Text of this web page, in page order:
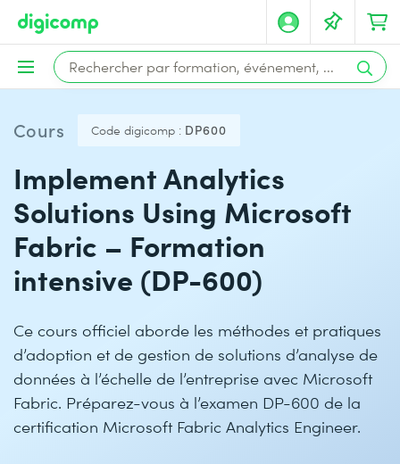
Cours Code digicomp : DP600
Implement Analytics
Solutions Using Microsoft
Fabric – Formation
intensive (DP-600)
Ce cours officiel aborde les méthodes et pratiques
d’adoption et de gestion de solutions d’analyse de
données à l’échelle de l’entreprise avec Microsoft
Fabric. Préparez-vous à l’examen DP-600 de la
certification Microsoft Fabric Analytics Engineer.